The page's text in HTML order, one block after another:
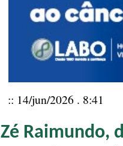
:: 14/jun/2026 . 8:41
Zé Raimundo,